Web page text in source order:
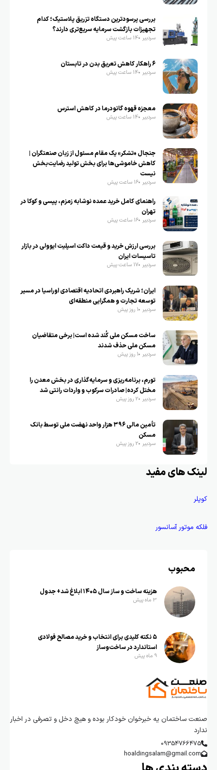
بررسی پرسودترین دستگاه تزریق پلاستیک؛ کدام
تجهیزات بازگشت سرمایه سریع‌تری دارند؟
سردبیر 14 ساعت پیش
۶ راهکار کاهش تعریق بدن در تابستان
سردبیر 14 ساعت پیش
معجزه قهوه گانودرما در کاهش استرس
سردبیر 14 ساعت پیش
جنجال «تشکر» یک مقام مسئول از زبان صنعتگران |
کاهش خاموشی‌ها برای بخش تولید رضایت‌بخش
نیست
سردبیر 16 ساعت پیش
راهنمای کامل خرید عمده نوشابه زمزم، پپسی و کوکا در
تهران
سردبیر 16 ساعت پیش
بررسی ارزش خرید و قیمت داکت اسپلیت ایوولی در بازار
تاسیسات ایران
سردبیر 17 ساعت پیش
ایران؛ شریک راهبردی اتحادیه اقتصادی اوراسیا در مسیر
توسعه تجارت و همگرایی منطقه‌ای
سردبیر 1 روز پیش
ساخت مسکن ملی کُند شده است| برخی متقاضیان
مسکن ملی حذف شدند
سردبیر 1 روز پیش
تورم، برنامه‌ریزی و سرمایه‌گذاری در بخش معدن را
مختل کرده| صادرات سرکوب و واردات رانتی شد
سردبیر 2 روز پیش
تأمین مالی ۳۹۶ هزار واحد نهضت ملی توسط بانک
مسکن
سردبیر 2 روز پیش
لینک های مفید
کوپلر
فلکه موتور آسانسور
محبوب
هزینه ساخت و ساز سال ۱۴۰۵ ابلاغ شد+ جدول
3 ماه پیش
۵ نکته کلیدی برای انتخاب و خرید مصالح فولادی
استاندارد در ساخت‌وساز
9 ماه پیش
صنعت ساختمان یه خبرخوان خودکار بوده و هیچ دخل و تصرفی در اخبار
ندارد
09354766475
hoaldingsalam@gmail.com